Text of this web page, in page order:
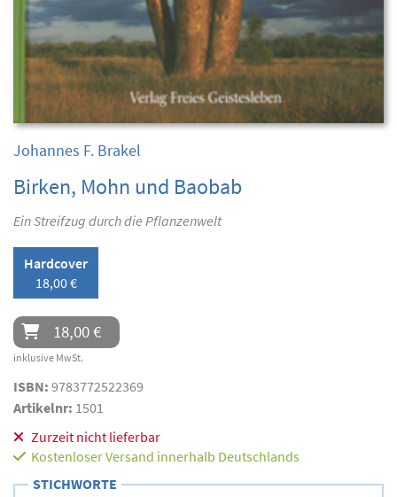
Johannes F. Brakel
Birken, Mohn und Baobab
Ein Streifzug durch die Pflanzenwelt
Hardcover
18,00 €
18,00 €
inklusive MwSt.
ISBN: 9783772522369
Artikelnr: 1501
Zurzeit nicht lieferbar
Kostenloser Versand innerhalb Deutschlands
STICHWORTE